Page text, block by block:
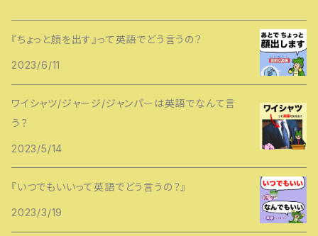
『ちょっと顔を出す』って英語でどう言うの？
2023/6/11
ワイシャツ/ジャージ/ジャンパーは英語でなんて言
う？
2023/5/14
『いつでもいいって英語でどう言うの？』
2023/3/19